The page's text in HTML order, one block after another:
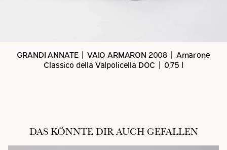
GRANDI ANNATE | VAIO ARMARON 2008 | Amarone
Classico della Valpolicella DOC | 0,75 l
DAS KÖNNTE DIR AUCH GEFALLEN